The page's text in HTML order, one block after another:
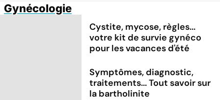
Gynécologie
Cystite, mycose, règles...
votre kit de survie gynéco
pour les vacances d'été
Symptômes, diagnostic,
traitements... Tout savoir sur
la bartholinite